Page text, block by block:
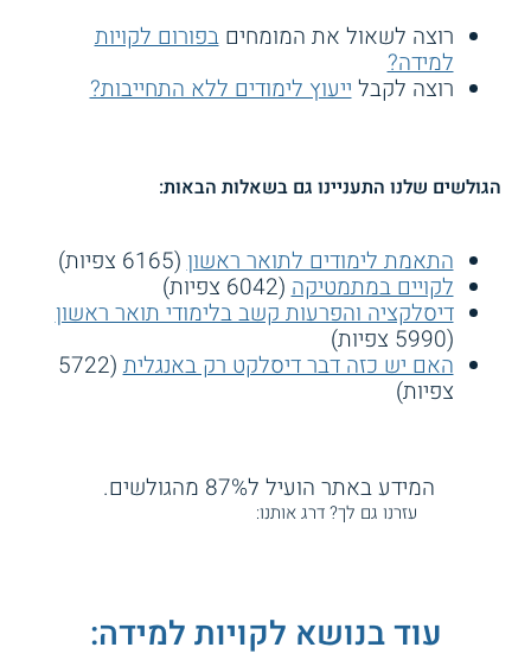
רוצה לשאול את המומחיםבפורום לקויות
למידה?
רוצה לקבלייעוץ לימודים ללא התחייבות?
הגולשים שלנו התעניינו גם בשאלות הבאות:
התאמת לימודים לתואר ראשון(6165 צפיות)
לקויים במתמטיקה(6042 צפיות)
דיסלקציה והפרעות קשב בלימודי תואר ראשון
(5990 צפיות)
האם יש כזה דבר דיסלקט רק באנגלית (5722
צפיות)
המידע באתר הועיל ל87% מהגולשים.
עזרנו גם לך? דרג אותנו:
עוד בנושא לקויות למידה: